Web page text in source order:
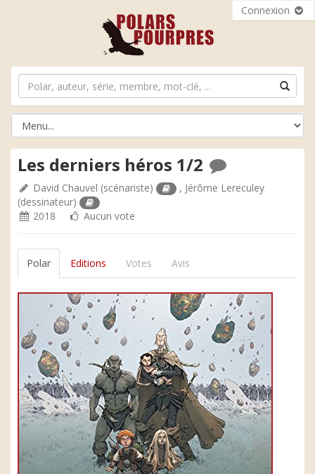
Connexion
Les derniers héros 1/2
David Chauvel (scénariste) , Jérôme Lereculey
(dessinateur)
2018
Aucun vote
Polar Editions Votes Avis